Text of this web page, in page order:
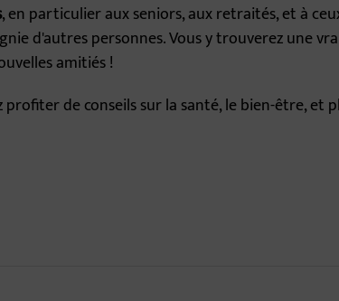
, en particulier aux seniors, aux retraités, et à
d'autres personnes. Vous y trouverez une
amitiés !
profiter de conseils sur la santé, le bien-être, et